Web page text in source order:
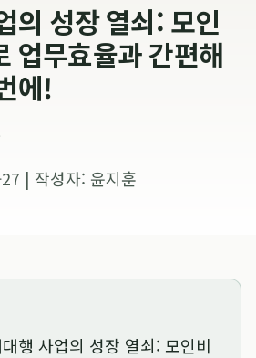
의 성장 열쇠: 모인
업무효율과 간편해
에!
| 작성자: 윤지훈
행 사업의 성장 열쇠: 모인비